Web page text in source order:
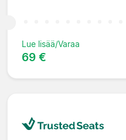
Lue lisää/Varaa
69 €